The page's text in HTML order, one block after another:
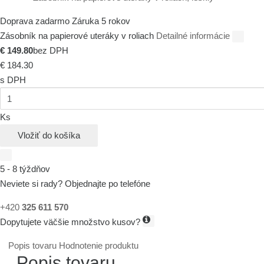
Doprava zadarmo Záruka 5 rokov
Zásobník na papierové uteráky v roliach Detailné informácie
€ 149.80bez DPH
€ 184.30
s DPH
Ks
Vložiť do košíka
5 - 8 týždňov
Neviete si rady? Objednajte po telefóne
+420 325 611 570
Dopytujete väčšie množstvo kusov?
Popis tovaru Hodnotenie produktu